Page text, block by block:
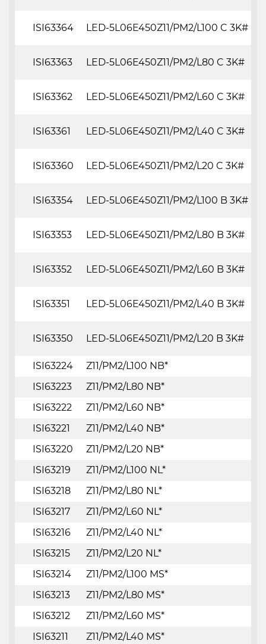
ISI63364 LED-5L06E450Z11/PM2/L100 C 3K#
ISI63363 LED-5L06E450Z11/PM2/L80 C 3K#
ISI63362 LED-5L06E450Z11/PM2/L60 C 3K#
ISI63361 LED-5L06E450Z11/PM2/L40 C 3K#
ISI63360 LED-5L06E450Z11/PM2/L20 C 3K#
ISI63354 LED-5L06E450Z11/PM2/L100 B 3K#
ISI63353 LED-5L06E450Z11/PM2/L80 B 3K#
ISI63352 LED-5L06E450Z11/PM2/L60 B 3K#
ISI63351 LED-5L06E450Z11/PM2/L40 B 3K#
ISI63350 LED-5L06E450Z11/PM2/L20 B 3K#
ISI63224
Z11/PM2/L100 NB*
ISI63223
Z11/PM2/L80 NB*
ISI63222
Z11/PM2/L60 NB*
ISI63221
Z11/PM2/L40 NB*
ISI63220
Z11/PM2/L20 NB*
ISI63219
Z11/PM2/L100 NL*
ISI63218
Z11/PM2/L80 NL*
ISI63217
Z11/PM2/L60 NL*
ISI63216
Z11/PM2/L40 NL*
ISI63215
Z11/PM2/L20 NL*
ISI63214
Z11/PM2/L100 MS*
ISI63213
Z11/PM2/L80 MS*
ISI63212
Z11/PM2/L60 MS*
ISI63211
Z11/PM2/L40 MS*